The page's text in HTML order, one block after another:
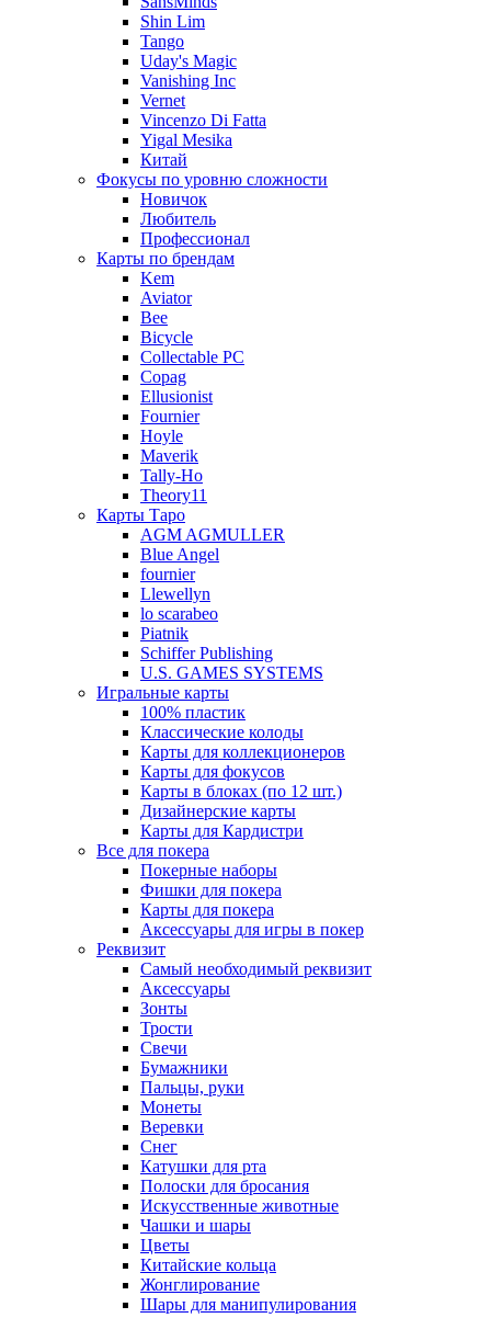
Shin Lim
Tango
Uday's Magic
Vanishing Inc
Vernet
Vincenzo Di Fatta
Yigal Mesika
Китай
Фокусы по уровню сложности
Новичок
Любитель
Профессионал
Карты по брендам
Kem
Aviator
Bee
Bicycle
Collectable PC
Copag
Ellusionist
Fournier
Hoyle
Maverik
Tally-Ho
Theory11
Карты Таро
AGM AGMULLER
Blue Angel
fournier
Llewellyn
lo scarabeo
Piatnik
Schiffer Publishing
U.S. GAMES SYSTEMS
Игральные карты
100% пластик
Классические колоды
Карты для коллекционеров
Карты для фокусов
Карты в блоках (по 12 шт.)
Дизайнерские карты
Карты для Кардистри
Все для покера
Покерные наборы
Фишки для покера
Карты для покера
Аксессуары для игры в покер
Реквизит
Самый необходимый реквизит
Аксессуары
Зонты
Трости
Свечи
Бумажники
Пальцы, руки
Монеты
Веревки
Снег
Катушки для рта
Полоски для бросания
Искусственные животные
Чашки и шары
Цветы
Китайские кольца
Жонглирование
Шары для манипулирования